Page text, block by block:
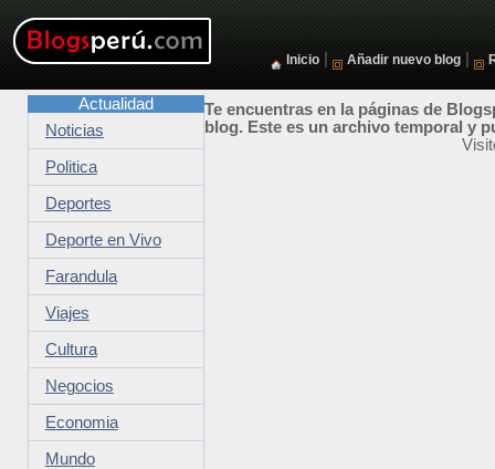
Inicio Añadir nuevo blog
Te encuentras en la páginas de
blog. Este es un archivo temporal y
Actualidad
Noticias
Politica
Deportes
Deporte en Vivo
Farandula
Viajes
Cultura
Negocios
Economia
Mundo